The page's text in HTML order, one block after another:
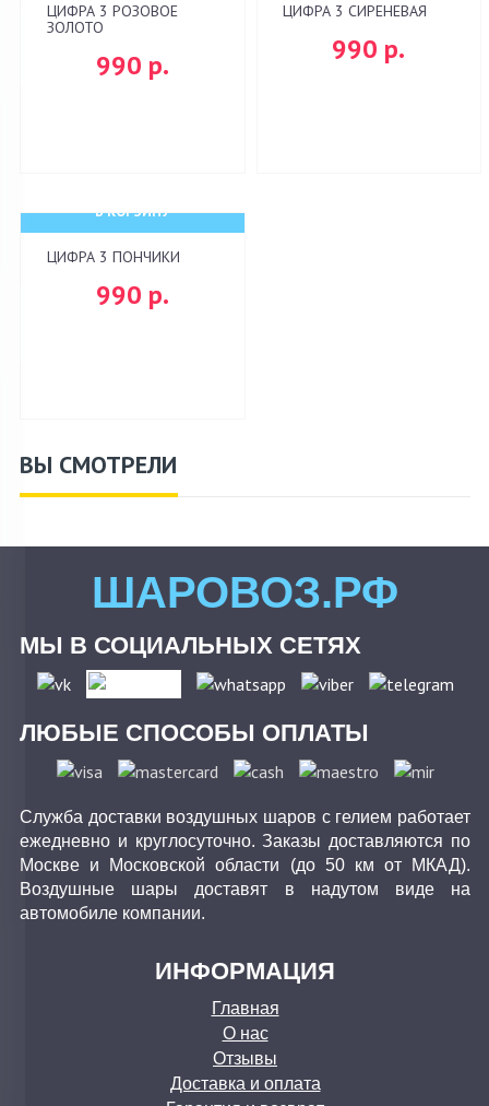
ЦИФРА 3 РОЗОВОЕ
ЗОЛОТО
990 р.
ЦИФРА 3 СИРЕНЕВАЯ
990 р.
В КОРЗИНУ
ЦИФРА 3 ПОНЧИКИ
990 р.
ВЫ СМОТРЕЛИ
ШАРОВОЗ.РФ
МЫ В СОЦИАЛЬНЫХ СЕТЯХ
ЛЮБЫЕ СПОСОБЫ ОПЛАТЫ
Служба доставки воздушных шаров с гелием работает
ежедневно и круглосуточно. Заказы доставляются по
Москве и Московской области (до 50 км от МКАД).
Воздушные шары доставят в надутом виде на
автомобиле компании.
ИНФОРМАЦИЯ
Главная
О нас
Отзывы
Доставка и оплата